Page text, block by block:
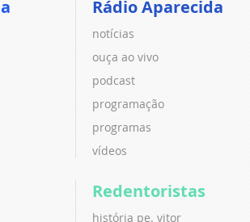
Rádio Aparecida
notícias
ouça ao vivo
podcast
programação
programas
vídeos
Redentoristas
história pe. vitor